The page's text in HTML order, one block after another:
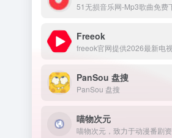
Freeok
PanSou 盘搜
PanSou 盘搜
喵物次元